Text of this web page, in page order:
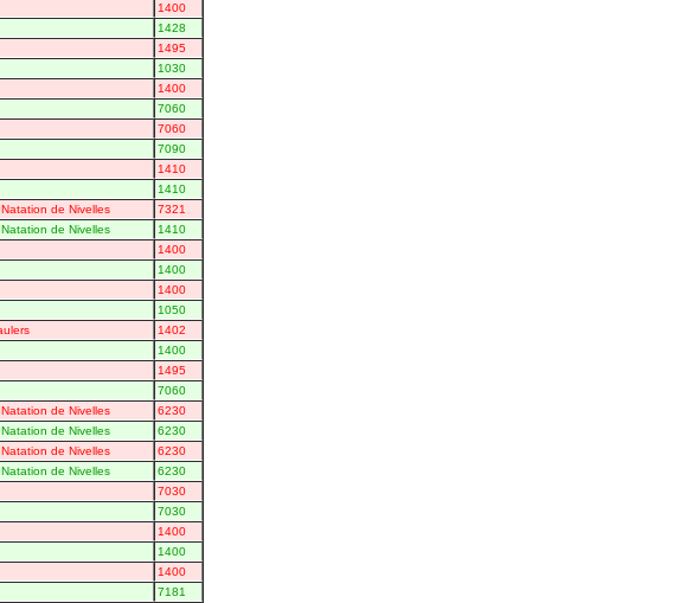
1400
1428
1495
1030
1400
7060
7060
7090
1410
1410
de Nivelles
7321
de Nivelles
1410
1400
1400
1400
1050
1402
1400
1495
7060
de Nivelles
6230
de Nivelles
6230
de Nivelles
6230
de Nivelles
6230
7030
7030
1400
1400
1400
7181